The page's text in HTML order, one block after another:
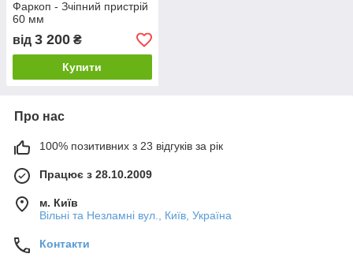
Фаркоп - Зчіпний пристрій
60 мм
від 3 200 ₴
Купити
Про нас
100% позитивних з 23 відгуків за рік
Працює з 28.10.2009
м. Київ
Вільні та Незламні вул., Київ, Україна
Контакти